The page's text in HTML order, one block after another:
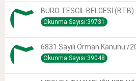
BÜRO TESCİL BELGESİ
Okunma Sayısı:39731
6831 Sayılı Orman Kanunu /
Okunma Sayısı:39048